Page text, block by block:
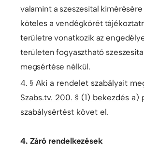
valamint a szeszesital
köteles a vendégkörét
területre vonatkozik az
területen fogyasztható
megsértése nélkül.
4. § Aki a rendelet szabályait
Szabs.tv. 200. § (1) bekezdés a)
szabálysértést követ el.
4. Záró rendelkezések